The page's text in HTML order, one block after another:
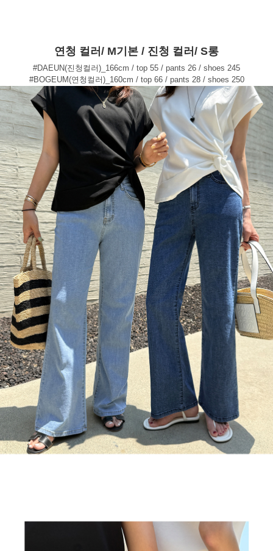
연청 컬러/ M기본 / 진청 컬러/ S롱
#DAEUN(진청컬러)_166cm / top 55 / pants 26 / shoes 245
#BOGEUM(연청컬러)_160cm / top 66 / pants 28 / shoes 250